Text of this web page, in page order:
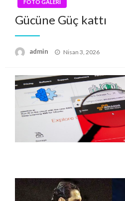
FOTO GALERİ
Gücüne Güç kattı
admin
Posted
Nisan 3, 2026